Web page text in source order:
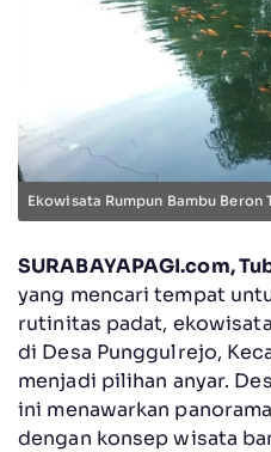
Ekowisata Rumpun Bambu Beron
SURABAYAPAGI.com,
yang mencari tempat
rutinitas padat,
di Desa Punggulrejo,
menjadi pilihan anyar.
ini menawarkan
dengan konsep wisata